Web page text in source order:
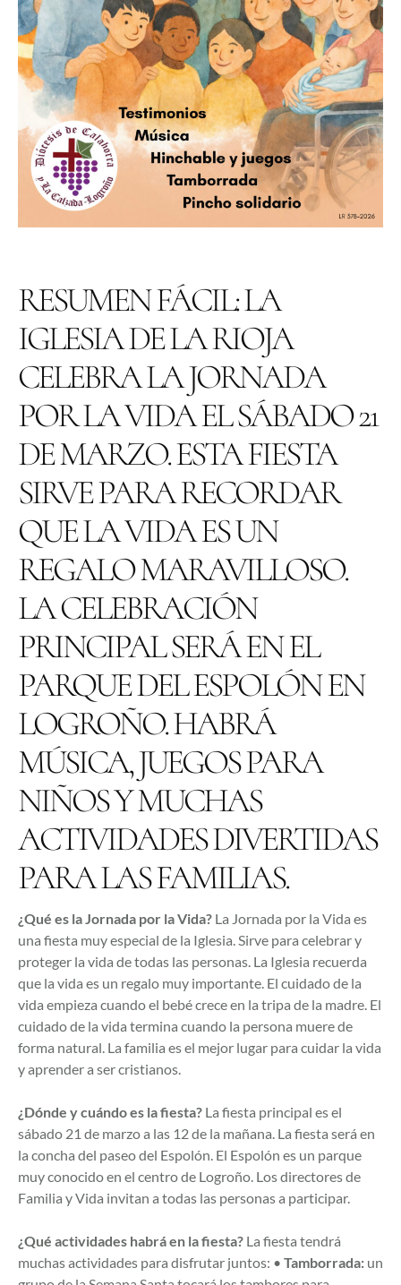
RESUMEN FÁCIL: LA
IGLESIA DE LA RIOJA
CELEBRA LA JORNADA
POR LA VIDA EL SÁBADO 21
DE MARZO. ESTA FIESTA
SIRVE PARA RECORDAR
QUE LA VIDA ES UN
REGALO MARAVILLOSO.
LA CELEBRACIÓN
PRINCIPAL SERÁ EN EL
PARQUE DEL ESPOLÓN EN
LOGROÑO. HABRÁ
MÚSICA, JUEGOS PARA
NIÑOS Y MUCHAS
ACTIVIDADES DIVERTIDAS
PARA LAS FAMILIAS.
¿Qué es la Jornada por la Vida? La Jornada por la Vida es
una fiesta muy especial de la Iglesia. Sirve para celebrar y
proteger la vida de todas las personas. La Iglesia recuerda
que la vida es un regalo muy importante. El cuidado de la
vida empieza cuando el bebé crece en la tripa de la madre. El
cuidado de la vida termina cuando la persona muere de
forma natural. La familia es el mejor lugar para cuidar la vida
y aprender a ser cristianos.
¿Dónde y cuándo es la fiesta? La fiesta principal es el
sábado 21 de marzo a las 12 de la mañana. La fiesta será en
la concha del paseo del Espolón. El Espolón es un parque
muy conocido en el centro de Logroño. Los directores de
Familia y Vida invitan a todas las personas a participar.
¿Qué actividades habrá en la fiesta? La fiesta tendrá
muchas actividades para disfrutar juntos: • Tamborrada: un